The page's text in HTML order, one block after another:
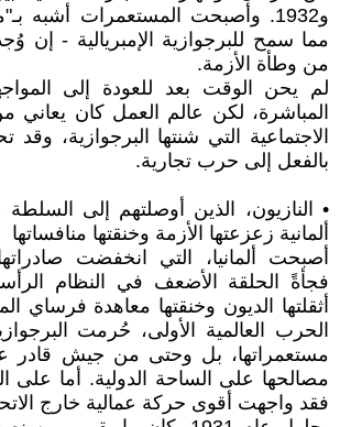
و1932. وأصبحت المستعمرات أشبه
مما سمح للبرجوازية الإمبريالية - إن
من وطأة الأزمة.
لم يحن الوقت بعد للعودة إلى
المباشرة، لكن عالم العمل كان
الاجتماعية التي شنتها البرجوازية، وقد
بالفعل إلى حرب تجارية.
• النازيون، الذين أوصلتهم إلى
ألمانية زعزعتها الأزمة وخنقتها منافساتها
فجأةً الحلقة الأضعف في النظام
أثقلتها الديون وخنقتها معاهدة فرساي
الحرب العالمية الأولى، حُرمت
مستعمراتها، بل وحتى من جيش قادر
مصالحها على الساحة الدولية. أما على
فقد واجهت أقوى حركة عمالية خارج